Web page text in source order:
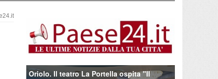
Oriolo. Il teatro La Portella ospita "Il